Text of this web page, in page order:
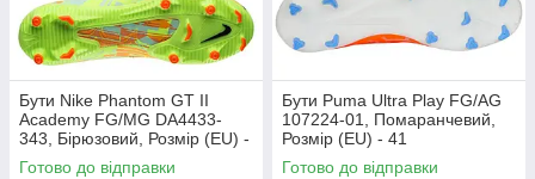
Бути Nike Phantom GT II
Academy FG/MG DA4433-
343, Бірюзовий, Розмір (EU) -
45.5
Готово до відправки
Бути Puma Ultra Play FG/AG
107224-01, Помаранчевий,
Розмір (EU) - 41
Готово до відправки